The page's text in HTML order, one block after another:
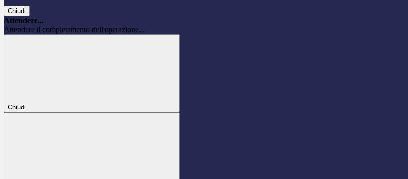
Chiudi
Attendere...
Attendere il completamento dell'operazione...
Chiudi